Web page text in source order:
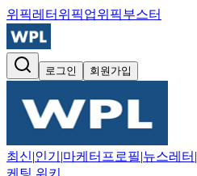
위픽레터 위픽업위픽부스터
로그인 회원가입
최신|인기 |마케터프로필|뉴스레터 |
케팅 위키